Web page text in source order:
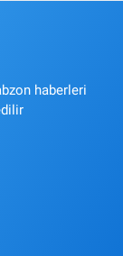
haberleri